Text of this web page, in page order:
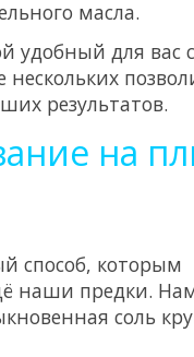
масла.
удобный для вас
результатов.
на
способ, которым
наши предки.
соль